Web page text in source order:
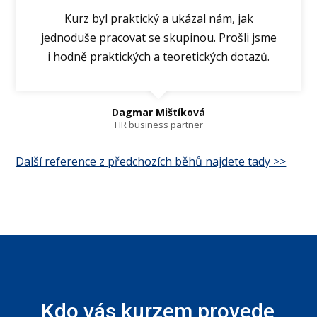
Kurz byl praktický a ukázal nám, jak
jednoduše pracovat se skupinou. Prošli jsme
i hodně praktických a teoretických dotazů.
Dagmar Mištíková
HR business partner
Další reference z předchozích běhů najdete tady >>
Kdo vás kurzem provede